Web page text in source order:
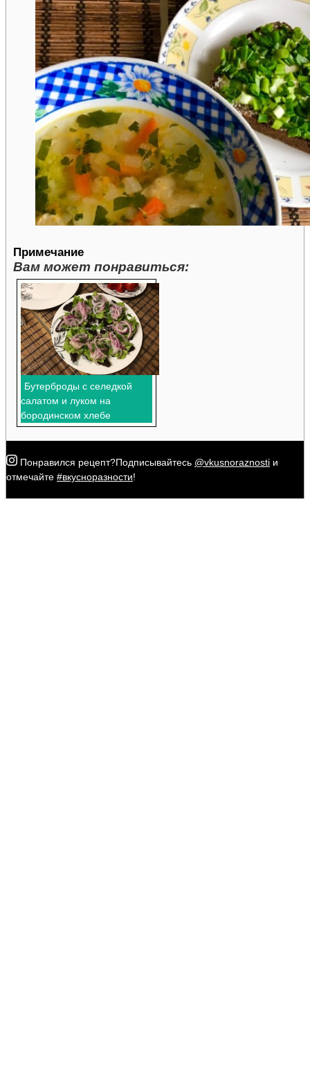
Примечание
Вам может понравиться:
Бутерброды с селедкой
салатом и луком на
бородинском хлебе
Понравился рецепт?Подписывайтесь @vkusnoraznosti и
отмечайте #вкусноразности!